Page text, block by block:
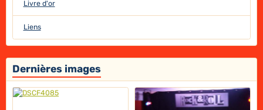
Livre d'or
Liens
Dernières images